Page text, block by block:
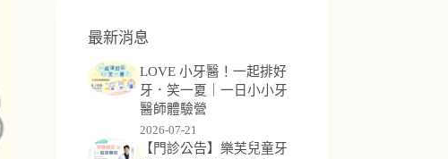
最新消息
LOVE 小牙醫！一起排好
牙．笑一夏｜一日小小牙
醫師體驗營
2026-07-21
【門診公告】樂芙兒童牙